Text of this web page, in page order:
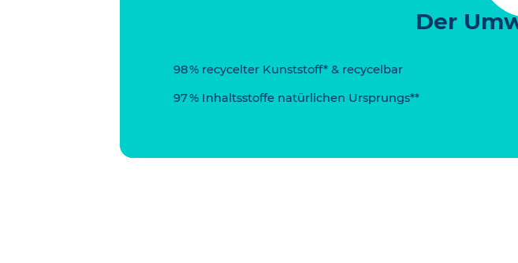
Der
98 % recycelter Kunststoff* & recycelbar
97 % Inhaltsstoffe natürlichen Ursprungs**